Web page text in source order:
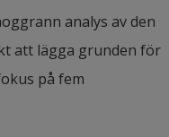
analys av den
att lägga grunden för
på fem